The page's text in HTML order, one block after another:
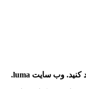
کنید. وب سایت luma
.